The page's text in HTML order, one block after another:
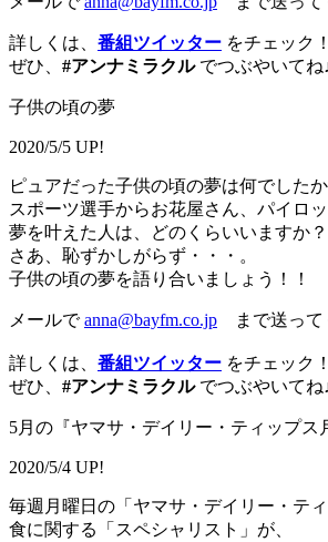
詳しくは、 番組ツイッター をチェック
ぜひ、 #アンナミラクルでつぶやいてね
子供の頃の夢
2020/5/5 UP!
ピュアだった子供の頃の夢は何でしたか
スポーツ選手からお花屋さん、パイロ
夢を叶えた人は、どのくらいいますか？
さあ、恥ずかしがらず・・・。
子供の頃の夢を語り合いましょう！！
メールでanna@bayfm.co.jp まで送って
詳しくは、 番組ツイッター をチェック
ぜひ、 #アンナミラクルでつぶやいてね
5月の『ヤマサ・デイリー・ティップス
2020/5/4 UP!
毎週月曜日の「ヤマサ・デイリー・ティ
食に関する「スペシャリスト」が、